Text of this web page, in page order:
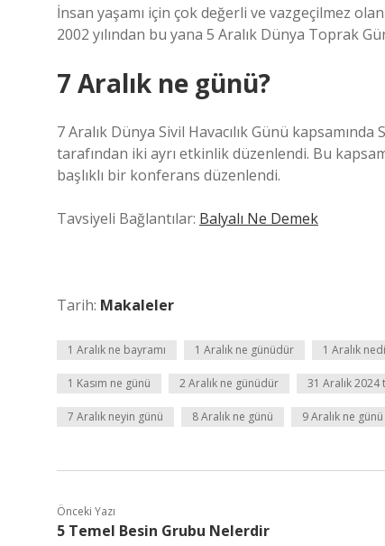
İnsan yaşamı için çok değerli ve vazgeçilmez
2002 yılından bu yana 5 Aralık Dünya Toprak
7 Aralık ne günü?
7 Aralık Dünya Sivil Havacılık Günü
tarafından iki ayrı etkinlik düzenlendi. Bu
başlıklı bir konferans düzenlendi.
Tavsiyeli Bağlantılar: Balyalı Ne Demek
Tarih: Makaleler
1 Aralık ne bayramı 1 Aralık ne günüdür 1 Aralık
1 Kasım ne günü 2 Aralık ne günüdür 31 Aralık 2024
7 Aralık neyin günü 8 Aralık ne günü 9 Aralık ne günü
Önceki Yazı
5 Temel Besin Grubu Nelerdir